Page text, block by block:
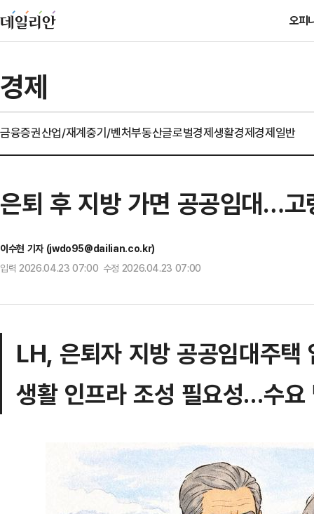
오피
경제
금융증권산업/재계중기/벤처부동산글로벌경제생활경제경제일반
은퇴 후 지방 가면 공공임대…
이수현 기자 (jwdo95@dailian.co.kr)
입력 2026.04.23 07:00 수정 2026.04.23 07:00
LH, 은퇴자 지방 공공임대주택
생활 인프라 조성 필요성…수요